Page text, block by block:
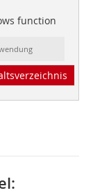
function